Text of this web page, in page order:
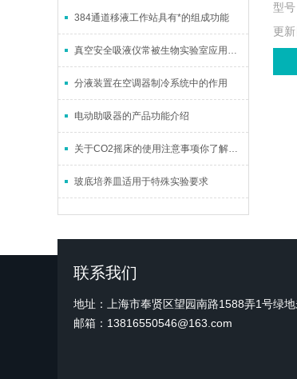
384通道移液工作站具有*的组成功能
真空安全吸液仪常被生物实验室应用于生物废液处理环节中
分液装置在空调器制冷系统中的作用
电动助吸器的产品功能介绍
关于CO2摇床的使用注意事项你了解多少？
玻底培养皿适用于特殊实验要求
型号
更新
联系我们
地址：上海市奉贤区望园南路1588弄1号绿
邮箱：13816550546@163.com